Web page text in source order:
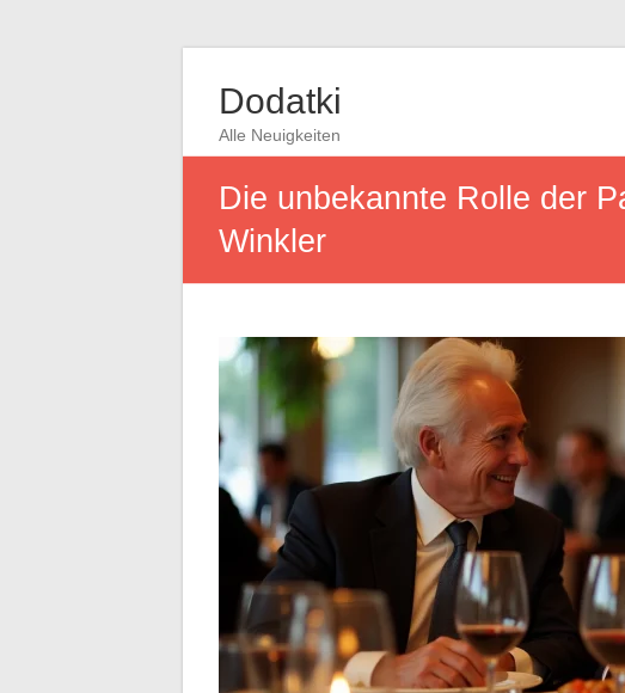
Dodatki
Alle Neuigkeiten
Die unbekannte Rolle der
Winkler